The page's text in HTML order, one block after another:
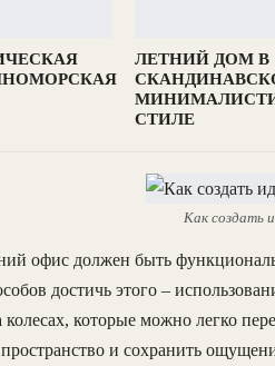
ЛЕТНИЙ ДОМ В
СТИЛЕ
Как создать
офис должен быть
достичь этого –
колесах, которые можно легко
и сохранить